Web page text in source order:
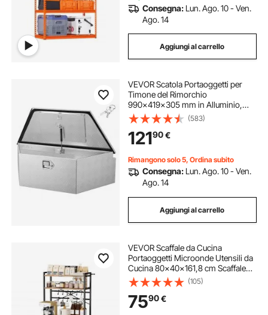
Consegna: Lun. Ago. 10 - Ven.
Ago. 14
Aggiungi al carrello
VEVOR Scatola Portaoggetti per
Timone del Rimorchio
990x419x305 mm in Alluminio,
Cassone Portautensili per
Rimorchio Capacità di Carico 50 kg
Scatola di Stoccaggio per Attrezzi
per Camion SUV
(583)
12190€
Rimangono solo 5, Ordina subito
Consegna: Lun. Ago. 10 - Ven.
Ago. 14
Aggiungi al carrello
VEVOR Scaffale da Cucina
Portaoggetti Microonde Utensili da
Cucina 80x40x161,8 cm Scaffale
Multipresa Integrata Cavo da 1,5 m
Supporto con Ripiani da Bar
Ristorante, Porta Spezie Scolapiatti
Ganci
(105)
7590€